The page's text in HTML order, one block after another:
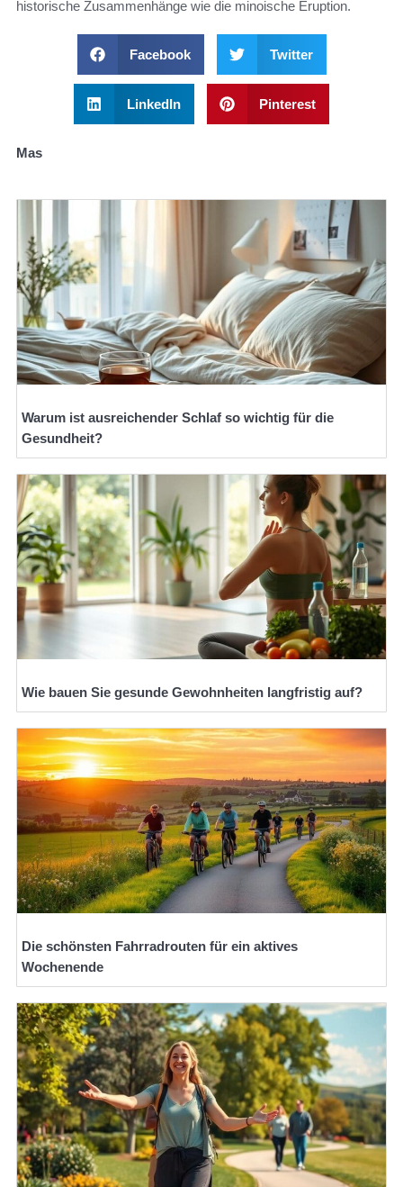
historische Zusammenhänge wie die minoische Eruption.
Facebook Twitter
LinkedIn Pinterest
Mas
Warum ist ausreichender Schlaf so wichtig für die
Gesundheit?
Wie bauen Sie gesunde Gewohnheiten langfristig auf?
Die schönsten Fahrradrouten für ein aktives
Wochenende